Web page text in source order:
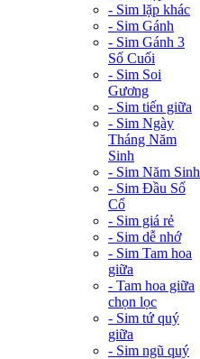
- Sim lặp khác
- Sim Gánh
- Sim Gánh 3
Số Cuối
- Sim Soi
Gương
- Sim tiến giữa
- Sim Ngày
Tháng Năm
Sinh
- Sim Năm Sinh
- Sim Đầu Số
Cổ
- Sim giá rẻ
- Sim dễ nhớ
- Sim Tam hoa
giữa
- Tam hoa giữa
chọn lọc
- Sim tứ quý
giữa
- Sim ngũ quý